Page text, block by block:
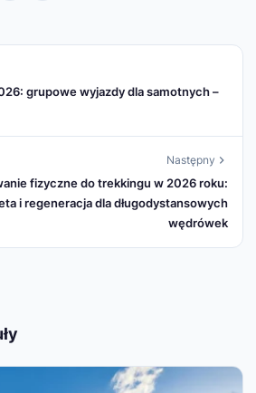
grupowe wyjazdy dla samotnych –
Następny
fizyczne do trekkingu w 2026 roku:
i regeneracja dla długodystansowych
wędrówek